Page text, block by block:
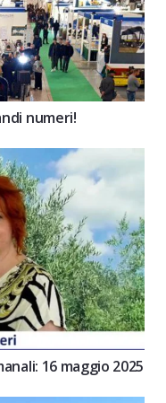
numeri!
16 maggio 2025